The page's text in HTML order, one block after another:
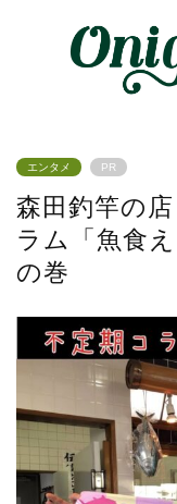
エンタメ PR
森田釣竿の
ラム「魚食
の巻